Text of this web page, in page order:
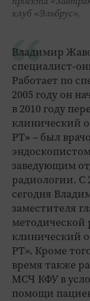
клуб «Эльбрус».
Владимир
специалист-
Работает по
2005 году он
в 2010 году
клинический
РТ» – был
заведующим
радиологии. С
сегодня
заместителя
методической
клинический
РТ». Кроме
время также
МСЧ КФУ в
помощи